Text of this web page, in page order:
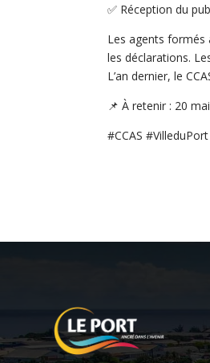
✅ Réception du
Les agents formés
les déclarations.
L’an dernier, le
📌 À retenir : 20
#CCAS